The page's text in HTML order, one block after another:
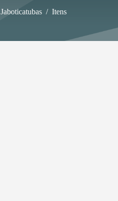
Jaboticatubas / Itens